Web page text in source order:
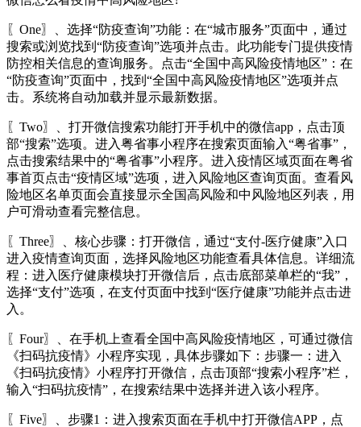
〖One〗、选择“防疫查询”功能：在“城市服务”页面中，通过
搜索或浏览找到“防疫查询”选项并点击。此功能专门提供疫情
防控相关信息的查询服务。点击“全国中高风险疫情地区”：在
“防疫查询”页面中，找到“全国中高风险疫情地区”选项并点
击。系统将自动加载并显示最新数据。
〖Two〗、打开微信搜索功能打开手机中的微信app，点击顶
部“搜索”选项。进入粤省事小程序在搜索页面输入“粤省事”，
点击搜索结果中的“粤省事”小程序。进入疫情区域页面在粤省
事首页点击“疫情区域”选项，进入风险地区查询页面。查看风
险地区名单页面会直接显示全国高风险和中风险地区列表，用
户可滑动查看完整信息。
〖Three〗、核心步骤：打开微信，通过“支付-医疗健康”入口
进入疫情查询页面，选择风险地区功能查看具体信息。详细流
程：进入医疗健康模块打开微信后，点击底部菜单栏的“我”，
选择“支付”选项，在支付页面中找到“医疗健康”功能并点击进
入。
〖Four〗、在手机上查看全国中高风险疫情地区，可通过微信
《扫码抗疫情》小程序实现，具体步骤如下：步骤一：进入
《扫码抗疫情》小程序打开微信，点击顶部“搜索小程序”栏，
输入“扫码抗疫情”，在搜索结果中选择并进入该小程序。
〖Five〗、步骤1：进入搜索页面在手机中打开微信APP，点